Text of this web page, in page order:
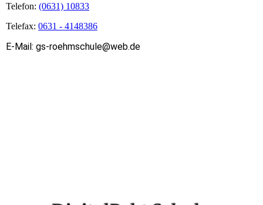
Telefon: (0631) 10833
Telefax: 0631 - 4148386
E-Mail: gs-roehmschule@web.de